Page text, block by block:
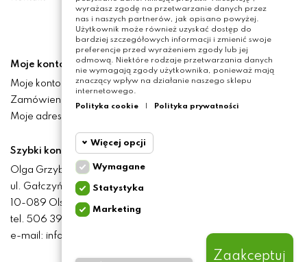
Moje konto
Moje konto
Zamówienia
Moje adresy
Szybki kontakt
Olga Grzyb STILO
ul. Gałczyńskiego 24
10-089 Olsztyn
tel. 506 393 457
e-mail: info@baliclicksoriginal.pl
wyrażasz zgodę na przetwarzanie danych przez
nas i naszych partnerów, jak opisano powyżej.
Użytkownik może również uzyskać dostęp do
bardziej szczegółowych informacji i zmienić swoje
preferencje przed wyrażeniem zgody lub jej
odmową. Niektóre rodzaje przetwarzania danych
nie wymagają zgody użytkownika, ponieważ mają
znaczący wpływ na działanie naszego sklepu
internetowego.
Polityka cookie
Polityka prywatności
Więcej opcji
Wymagane
cookie wymagane do
przeglądania witryny i
Cookie
Wymagane
Statystyka
Marketing
Zaakceptuj